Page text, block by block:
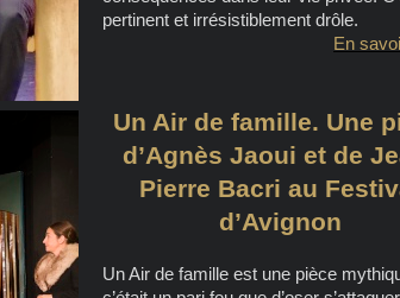
pertinent et irrésistiblement drôle.
En
Un Air de famille. Une
d’Agnès Jaoui et de
Pierre Bacri au
d’Avignon
Un Air de famille est une pièce